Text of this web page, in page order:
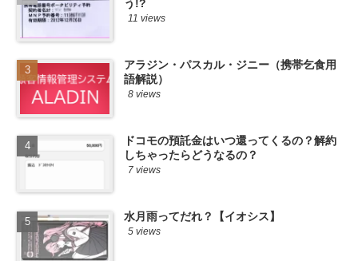
う!?
11 views
アラジン・パスカル・ジニー（携帯乞食用
語解説）
8 views
ドコモの預託金はいつ還ってくるの？解約
しちゃったらどうなるの？
7 views
水月雨ってだれ？【イオシス】
5 views